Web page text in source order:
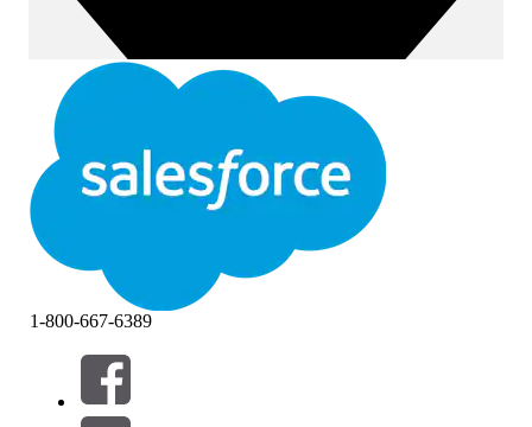
篩選器 (0)
選取篩選
1-800-667-6389